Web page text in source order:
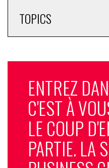
TOPICS
ENTREZ
C'EST À
LE COUP
PARTIE. LA